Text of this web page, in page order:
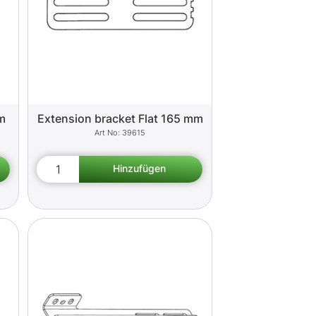
Extension bracket Flat 165 mm
39615